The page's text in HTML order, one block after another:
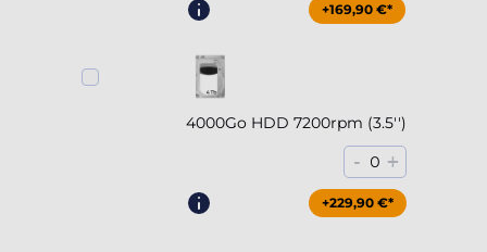
+169,90 €*
4000Go HDD 7200rpm (3.5'')
- 0 +
+229,90 €*